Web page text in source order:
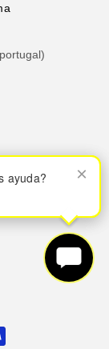
ayuda?
×
ayuda?
×